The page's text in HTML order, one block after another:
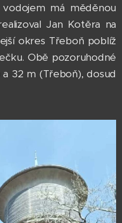
má měděnou
Jan Kotěra na
okres Třeboň poblíž
Obě pozoruhodné
32 m (Třeboň), dosud